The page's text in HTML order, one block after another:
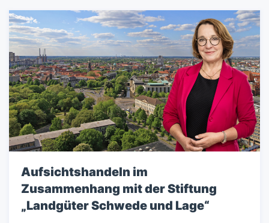
Aufsichtshandeln im
Zusammenhang mit der Stiftung
„Landgüter Schwede und Lage“